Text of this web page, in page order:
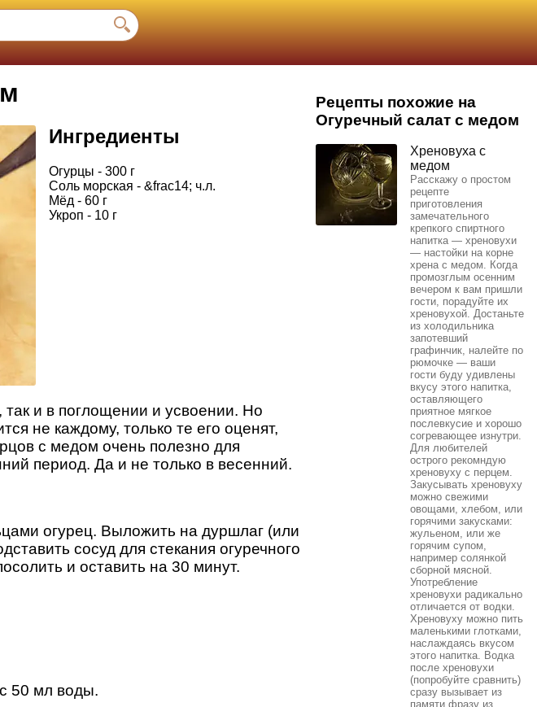
Ингредиенты
Огурцы - 300 г
Соль морская - &frac14; ч.л.
Мёд - 60 г
Укроп - 10 г
так и в поглощении и усвоении. Но
не каждому, только те его оценят,
с медом очень полезно для
период. Да и не только в весенний.
огурец. Выложить на дуршлаг (или
сосуд для стекания огуречного
и оставить на 30 минут.
50 мл воды.
Рецепты похожие на
Огуречный салат с медом
Хреновуха с
медом
Расскажу о простом
рецепте
приготовления
замечательного
крепкого спиртного
напитка — хреновухи
— настойки на корне
хрена с медом. Когда
промозглым осенним
вечером к вам пришли
гости, порадуйте их
хреновухой. Достаньте
из холодильника
запотевший
графинчик, налейте по
рюмочке — ваши
гости буду удивлены
вкусу этого напитка,
оставляющего
приятное мягкое
послевкусие и хорошо
согревающее изнутри.
Для любителей
острого рекомндую
хреновуху с перцем.
Закусывать хреновуху
можно свежими
овощами, хлебом, или
горячими закусками:
жульеном, или же
горячим супом,
например солянкой
сборной мясной.
Употребление
хреновухи радикально
отличается от водки.
Хреновуху можно пить
маленькими глотками,
наслаждаясь вкусом
этого напитка. Водка
после хреновухи
(попробуйте сравнить)
сразу вызывает из
памяти фразу из